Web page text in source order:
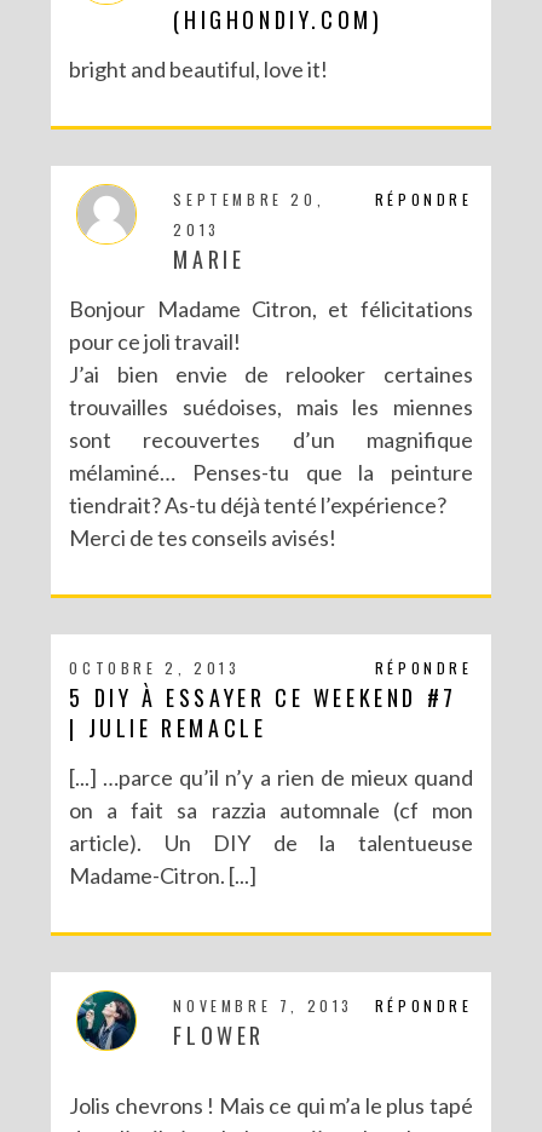
(HIGHONDIY.COM)
bright and beautiful, love it!
RÉPONDRE
SEPTEMBRE 20,
2013
MARIE
Bonjour Madame Citron, et félicitations
pour ce joli travail!
J’ai bien envie de relooker certaines
trouvailles suédoises, mais les miennes
sont recouvertes d’un magnifique
mélaminé… Penses-tu que la peinture
tiendrait? As-tu déjà tenté l’expérience?
Merci de tes conseils avisés!
RÉPONDRE
OCTOBRE 2, 2013
5 DIY À ESSAYER CE WEEKEND #7
| JULIE REMACLE
[...] …parce qu’il n’y a rien de mieux quand
on a fait sa razzia automnale (cf mon
article). Un DIY de la talentueuse
Madame-Citron. [...]
RÉPONDRE
NOVEMBRE 7, 2013
FLOWER
Jolis chevrons ! Mais ce qui m’a le plus tapé